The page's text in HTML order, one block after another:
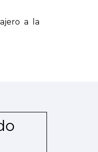
a la